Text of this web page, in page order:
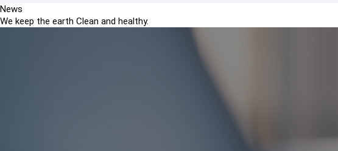
News
We keep the earth Clean and healthy.